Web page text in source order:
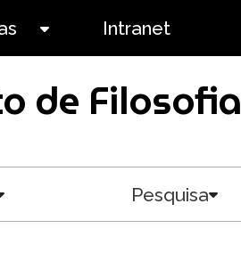
Intranet
de
Pesquisa